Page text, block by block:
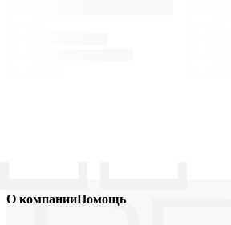
О компанииПомощь